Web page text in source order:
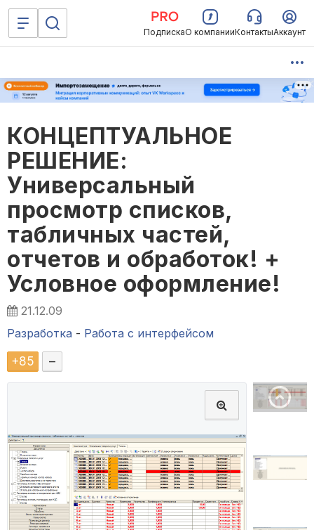
ПодпискаО компанииКонтактыАккаунт
КОНЦЕПТУАЛЬНОЕ
РЕШЕНИЕ:
Универсальный
просмотр списков,
табличных частей,
отчетов и обработок! +
Условное оформление!
21.12.09
Разработка - Работа с интерфейсом
+85 –